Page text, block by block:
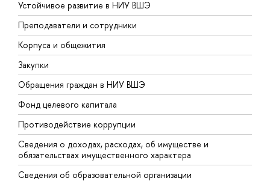
Устойчивое развитие в НИУ ВШЭ
Преподаватели и сотрудники
Корпуса и общежития
Закупки
Обращения граждан в НИУ ВШЭ
Фонд целевого капитала
Противодействие коррупции
Сведения о доходах, расходах, об имуществе и
обязательствах имущественного характера
Сведения об образовательной организации